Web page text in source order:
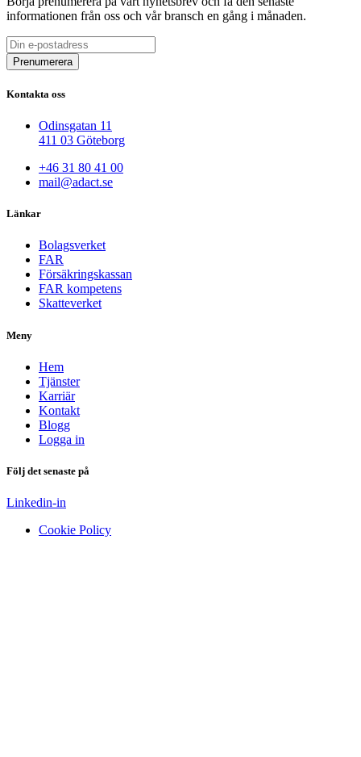
informationen från oss och vår bransch en gång i månaden.
Kontakta oss
Odinsgatan 11
411 03 Göteborg
+46 31 80 41 00
mail@adact.se
Länkar
Bolagsverket
FAR
Försäkringskassan
FAR kompetens
Skatteverket
Meny
Hem
Tjänster
Karriär
Kontakt
Blogg
Logga in
Följ det senaste på
Linkedin-in
Cookie Policy